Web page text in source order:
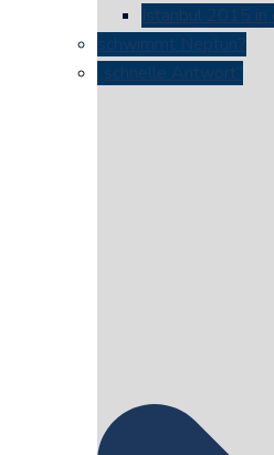
Istanbul 2015 in
schwimmt Neptun?
„schnelle Antwort“